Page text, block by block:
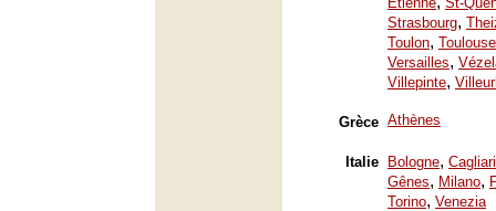
Strasbourg,
Toulon, Toulouse
Versailles,
Villepinte,
Grèce Athènes
Italie Bologne, Cagliari
Gênes, Milano,
Torino, Venezia